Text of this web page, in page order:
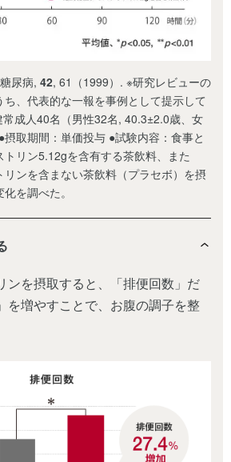
尿病, 42, 61（1999）. ※研究レビューの
、代表的な一報を事例として提示して
成人40名（男性32名, 40.3±2.0歳、女
取期間：単価投与 ●試験内容：食事と
リン5.12gを含有する茶飲料、また
ンを含まない茶飲料（プラセボ）を摂
を調べた。
ンを摂取すると、「排便回数」だ
を増やすことで、お腹の調子を整